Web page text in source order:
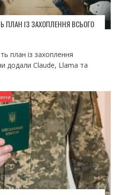
ПЛАН ІЗ ЗАХОПЛЕННЯ ВСЬОГО
план із захоплення
додали Claude, Llama та